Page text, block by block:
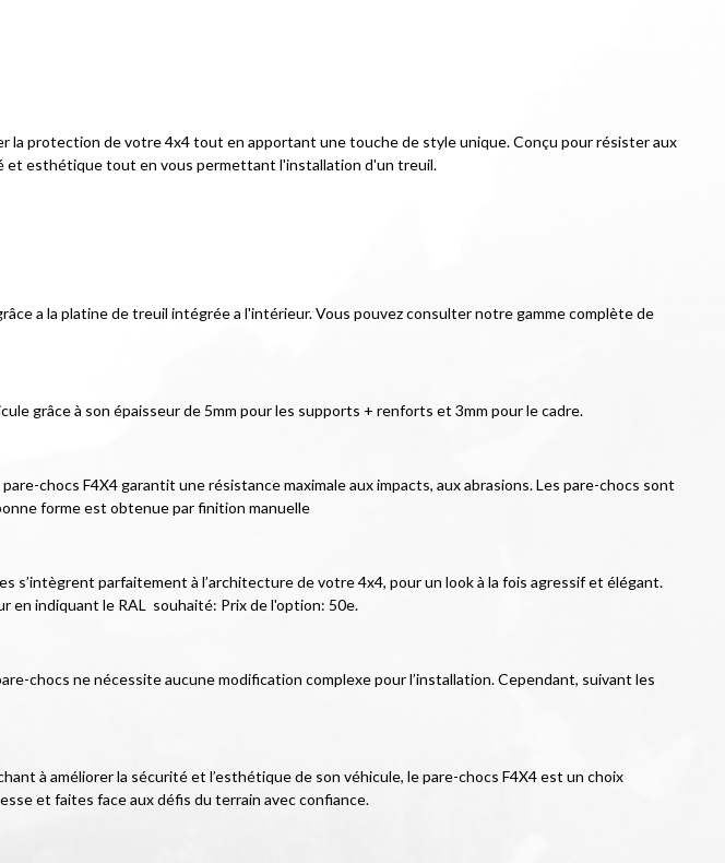
la protection de votre 4x4 tout en apportant une touche de style unique. Conçu pour résister aux
et esthétique tout en vous permettant l'installation d'un treuil.
a la platine de treuil intégrée a l'intérieur. Vous pouvez consulter notre gamme complète de
grâce à son épaisseur de 5mm pour les supports + renforts et 3mm pour le cadre.
chocs F4X4 garantit une résistance maximale aux impacts, aux abrasions. Les pare-chocs sont
forme est obtenue par finition manuelle
s’intègrent parfaitement à l’architecture de votre 4x4, pour un look à la fois agressif et élégant.
en indiquant le RAL  souhaité: Prix de l'option: 50e.
chocs ne nécessite aucune modification complexe pour l’installation. Cependant, suivant les
à améliorer la sécurité et l’esthétique de son véhicule, le pare-chocs F4X4 est un choix
et faites face aux défis du terrain avec confiance.